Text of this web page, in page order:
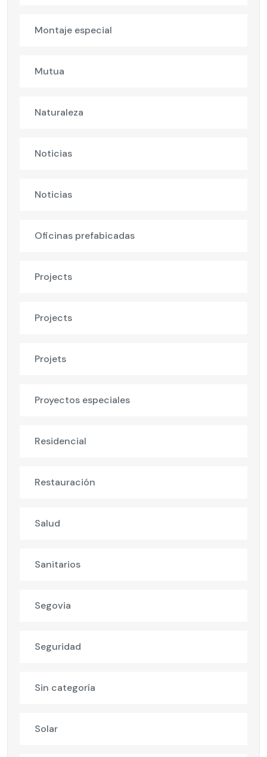
Montaje especial
Mutua
Naturaleza
Noticias
Noticias
Oficinas prefabicadas
Projects
Projects
Projets
Proyectos especiales
Residencial
Restauración
Salud
Sanitarios
Segovia
Seguridad
Sin categoría
Solar